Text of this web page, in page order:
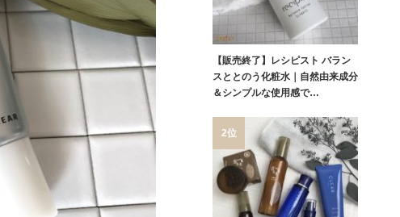
【販売終了】レシピスト バラン
スととのう化粧水｜自然由来成分
＆シンプルな使用感で…
2位